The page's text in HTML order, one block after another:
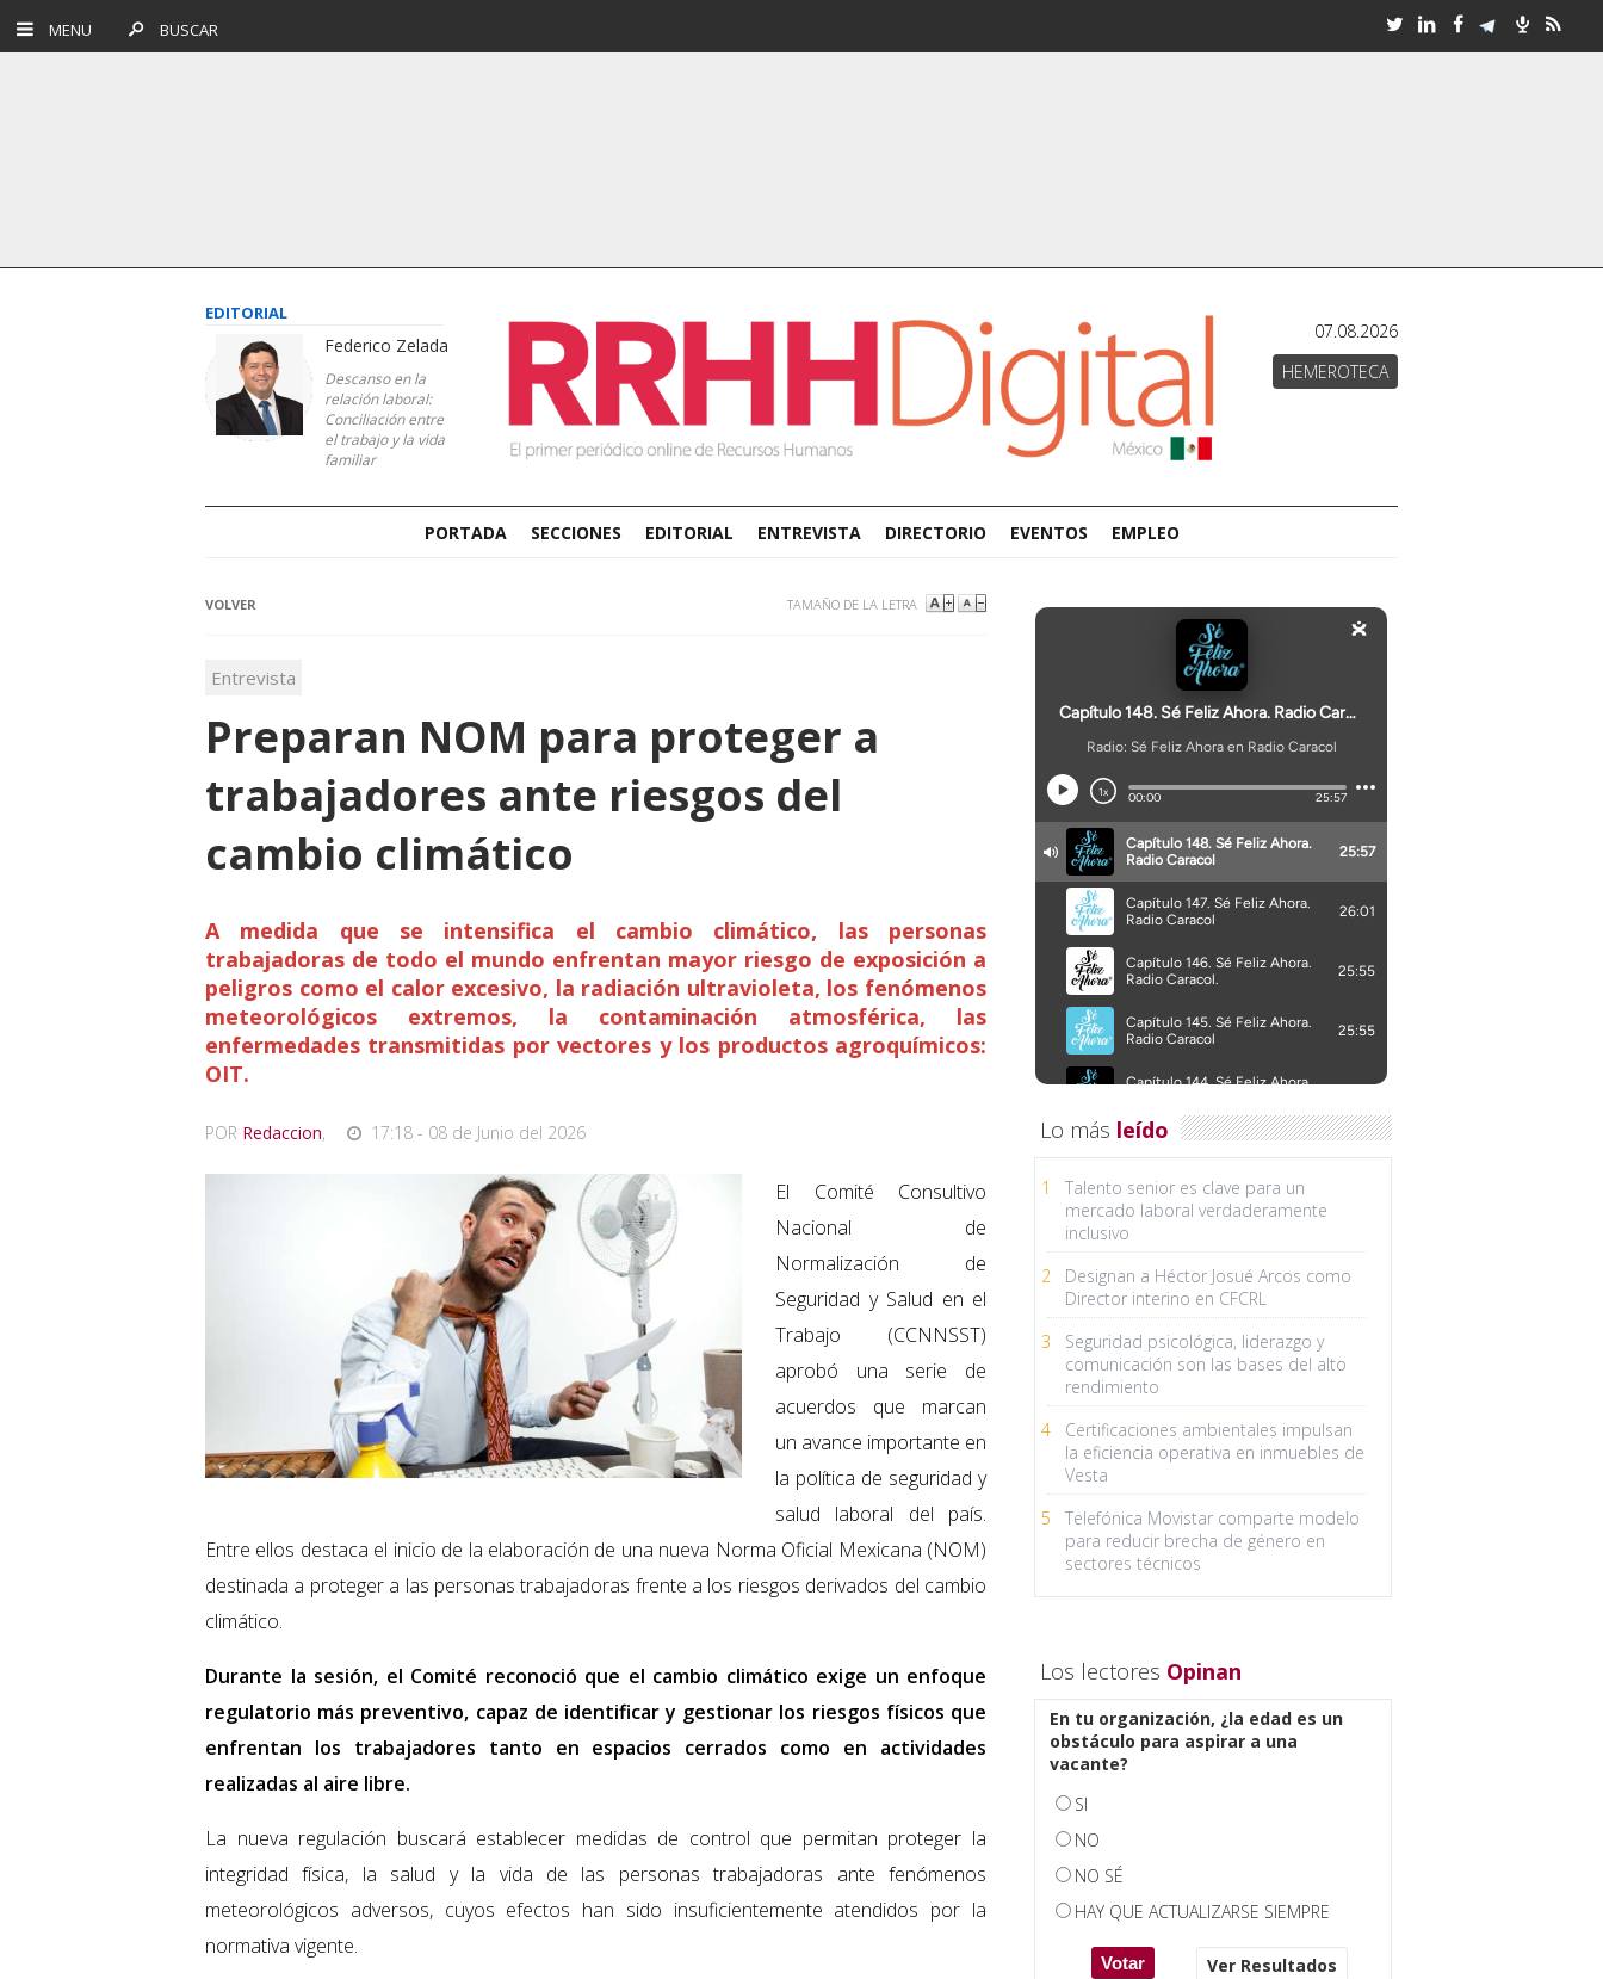
MENU BUSCAR
EDITORIAL
Federico Zelada
Descanso en la
relación laboral:
Conciliación entre
el trabajo y la vida
familiar
07.08.2026
HEMEROTECA
PORTADA SECCIONES EDITORIAL ENTREVISTA DIRECTORIO EVENTOS EMPLEO
VOLVER TAMAÑO DE LA LETRA
Entrevista
Preparan NOM para proteger a
trabajadores ante riesgos del
cambio climático
A medida que se intensifica el cambio climático, las personas
trabajadoras de todo el mundo enfrentan mayor riesgo de exposición a
peligros como el calor excesivo, la radiación ultravioleta, los fenómenos
meteorológicos extremos, la contaminación atmosférica, las
enfermedades transmitidas por vectores y los productos agroquímicos:
OIT.
POR Redaccion, 17:18 - 08 de Junio del 2026
El Comité Consultivo
Nacional de
Normalización de
Seguridad y Salud en el
Trabajo (CCNNSST)
aprobó una serie de
acuerdos que marcan
un avance importante en
la política de seguridad y
salud laboral del país.
Entre ellos destaca el inicio de la elaboración de una nueva Norma Oficial Mexicana (NOM)
destinada a proteger a las personas trabajadoras frente a los riesgos derivados del cambio
climático.
Durante la sesión, el Comité reconoció que el cambio climático exige un enfoque
regulatorio más preventivo, capaz de identificar y gestionar los riesgos físicos que
enfrentan los trabajadores tanto en espacios cerrados como en actividades
realizadas al aire libre.
La nueva regulación buscará establecer medidas de control que permitan proteger la
integridad física, la salud y la vida de las personas trabajadoras ante fenómenos
meteorológicos adversos, cuyos efectos han sido insuficientemente atendidos por la
normativa vigente.
Lo más leído
1
Talento senior es clave para un
mercado laboral verdaderamente
inclusivo
2
Designan a Héctor Josué Arcos como
Director interino en CFCRL
3
Seguridad psicológica, liderazgo y
comunicación son las bases del alto
rendimiento
4
Certificaciones ambientales impulsan
la eficiencia operativa en inmuebles de
Vesta
5
Telefónica Movistar comparte modelo
para reducir brecha de género en
sectores técnicos
Los lectores Opinan
En tu organización, ¿la edad es un
obstáculo para aspirar a una
vacante?
SI
NO
NO SÉ
HAY QUE ACTUALIZARSE SIEMPRE
Ver Resultados